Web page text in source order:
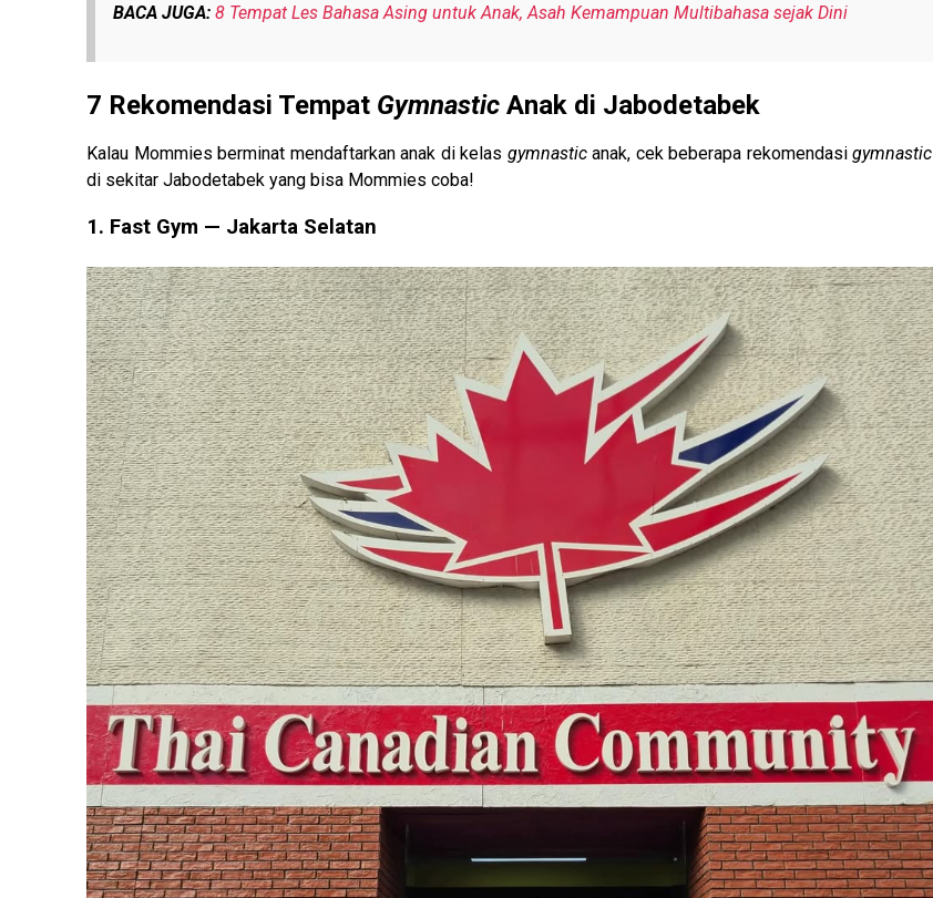
BACA JUGA: 8 Tempat Les Bahasa Asing untuk Anak, Asah Kemampuan Multibahasa sejak Dini
7 Rekomendasi Tempat Gymnastic Anak di Jabodetabek
Kalau Mommies berminat mendaftarkan anak di kelas gymnasticanak, cek beberapa rekomendasigymnastic
di sekitar Jabodetabek yang bisa Mommies coba!
1. Fast Gym — Jakarta Selatan